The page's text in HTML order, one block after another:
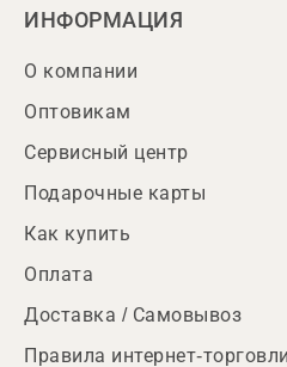
ИНФОРМАЦИЯ
О компании
Оптовикам
Сервисный центр
Подарочные карты
Как купить
Оплата
Доставка / Самовывоз
Правила интернет-торговли